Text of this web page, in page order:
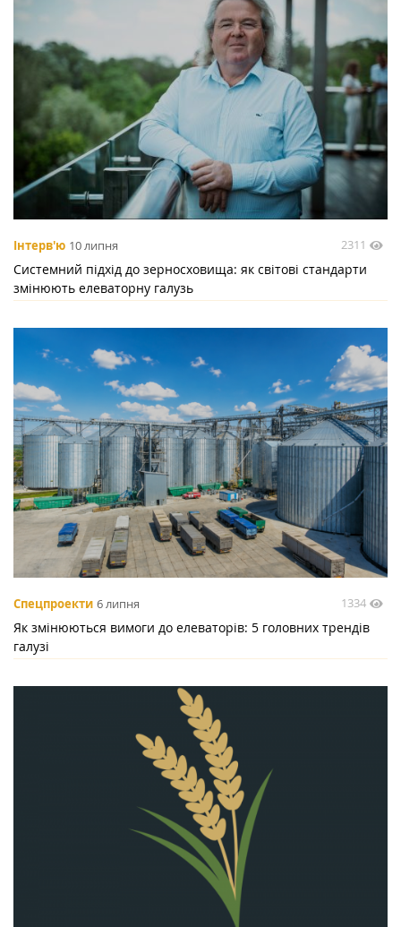
Інтерв'ю 10 липня 2311
Системний підхід до зерносховища: як світові стандарти
змінюють елеваторну галузь
Спецпроекти 6 липня 1334
Як змінюються вимоги до елеваторів: 5 головних трендів
галузі